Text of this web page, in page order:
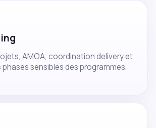
AMOA, coordination delivery et
sensibles des programmes.